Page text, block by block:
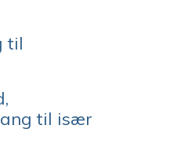
til
til især